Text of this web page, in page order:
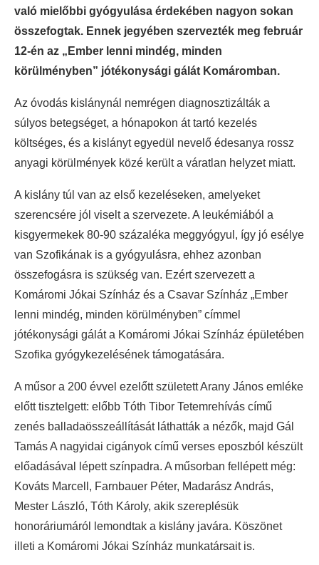
való mielőbbi gyógyulása érdekében nagyon sokan
összefogtak. Ennek jegyében szervezték meg február
12-én az „Ember lenni mindég, minden
körülményben” jótékonysági gálát Komáromban.
Az óvodás kislánynál nemrégen diagnosztizálták a
súlyos betegséget, a hónapokon át tartó kezelés
költséges, és a kislányt egyedül nevelő édesanya rossz
anyagi körülmények közé került a váratlan helyzet miatt.
A kislány túl van az első kezeléseken, amelyeket
szerencsére jól viselt a szervezete. A leukémiából a
kisgyermekek 80-90 százaléka meggyógyul, így jó esélye
van Szofikának is a gyógyulásra, ehhez azonban
összefogásra is szükség van. Ezért szervezett a
Komáromi Jókai Színház és a Csavar Színház „Ember
lenni mindég, minden körülményben” címmel
jótékonysági gálát a Komáromi Jókai Színház épületében
Szofika gyógykezelésének támogatására.
A műsor a 200 évvel ezelőtt született Arany János emléke
előtt tisztelgett: előbb Tóth Tibor Tetemrehívás című
zenés balladaösszeállítását láthatták a nézők, majd Gál
Tamás A nagyidai cigányok című verses eposzból készült
előadásával lépett színpadra. A műsorban fellépett még:
Kováts Marcell, Farnbauer Péter, Madarász András,
Mester László, Tóth Károly, akik szereplésük
honoráriumáról lemondtak a kislány javára. Köszönet
illeti a Komáromi Jókai Színház munkatársait is.